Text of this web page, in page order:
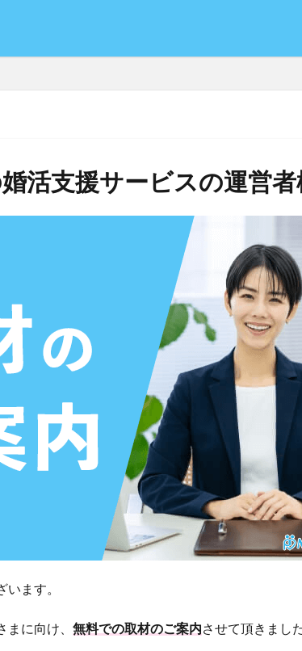
活支援サービスの運営
ます。
に向け、 無料での取材のご案内させて頂きまし